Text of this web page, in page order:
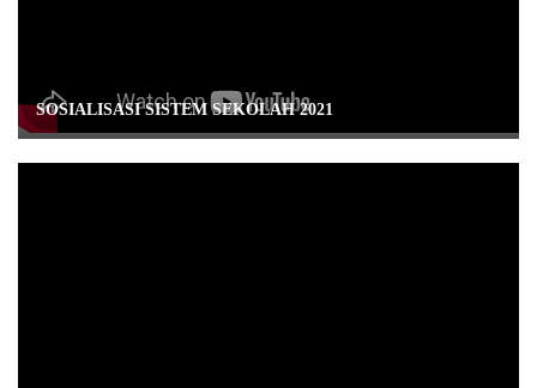
SOSIALISASI SISTEM SEKOLAH 2021